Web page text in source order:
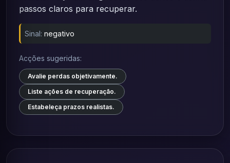
passos claros para recuperar.
Sinal: negativo
Acções sugeridas:
Avalie perdas objetivamente.
Liste ações de recuperação.
Estabeleça prazos realistas.